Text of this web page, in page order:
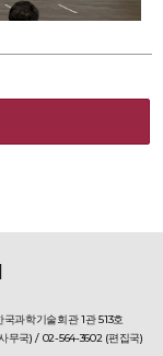
과학기술회관 1관 513호
무국) / 02-564-3602 (편집국)